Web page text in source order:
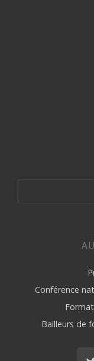
Conférence
Bailleurs de